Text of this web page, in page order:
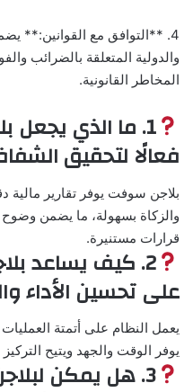
4. **التوافق مع القوانين:**
والدولية المتعلقة بالضرائب
المخاطر القانونية.
1. ما الذي
فعالًا لتحقيق
بلاجن سوفت يوفر تقارير مالية
والزكاة بسهولة، ما يضمن وضوح
قرارات مستنيرة.
2. كيف يساعد
على تحسين الأداء
يعمل النظام على أتمتة العمليات
يوفر الوقت والجهد ويتيح
3. هل يمكن